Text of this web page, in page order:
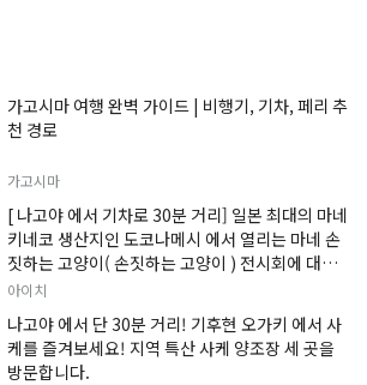
가고시마 여행 완벽 가이드 | 비행기, 기차, 페리 추
천 경로
가고시마
[ 나고야 에서 기차로 30분 거리] 일본 최대의 마네
키네코 생산지인 도코나메시 에서 열리는 마네 손
짓하는 고양이( 손짓하는 고양이 ) 전시회에 대한
정보입니다.
아이치
나고야 에서 단 30분 거리! 기후현 오가키 에서 사
케를 즐겨보세요! 지역 특산 사케 양조장 세 곳을
방문합니다.